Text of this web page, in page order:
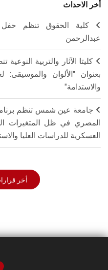
أخر الاحداث
كلية الحقوق تنظم حفل
عبدالرحمن
كليتا الآثار والتربية
بعنوان "الألوان
والاستدامة"
جامعة عين شمس تنظم
المصري في ظل المتغيرات
العسكرية للدراسات العليا
أخر